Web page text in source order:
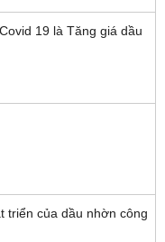
19 là Tăng giá dầu
triển của dầu nhờn công